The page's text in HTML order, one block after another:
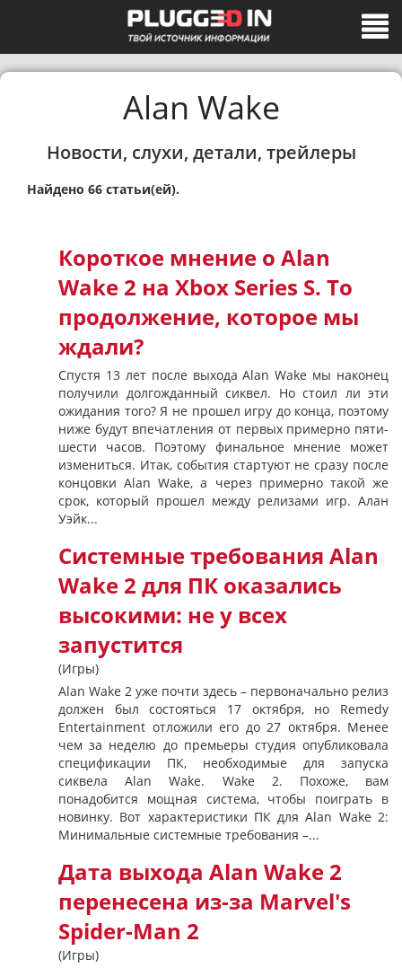
Alan Wake
Новости, слухи, детали, трейлеры
Найдено 66 статьи(ей).
Короткое мнение о Alan
Wake 2 на Xbox Series S. То
продолжение, которое мы
ждали?
Спустя 13 лет после выхода Alan Wake мы наконец
получили долгожданный сиквел. Но стоил ли эти
ожидания того? Я не прошел игру до конца, поэтому
ниже будут впечатления от первых примерно пяти-
шести часов. Поэтому финальное мнение может
измениться. Итак, события стартуют не сразу после
концовки Alan Wake, а через примерно такой же
срок, который прошел между релизами игр. Алан
Уэйк...
Системные требования Alan
Wake 2 для ПК оказались
высокими: не у всех
запустится
(Игры)
Alan Wake 2 уже почти здесь – первоначально релиз
должен был состояться 17 октября, но Remedy
Entertainment отложили его до 27 октября. Менее
чем за неделю до премьеры студия опубликовала
спецификации ПК, необходимые для запуска
сиквела Alan Wake. Wake 2. Похоже, вам
понадобится мощная система, чтобы поиграть в
новинку. Вот характеристики ПК для Alan Wake 2:
Минимальные системные требования –...
Дата выхода Alan Wake 2
перенесена из-за Marvel's
Spider-Man 2
(Игры)